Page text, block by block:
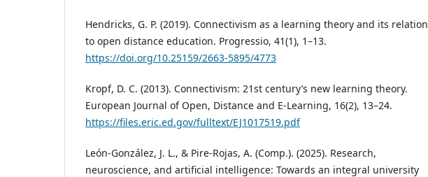
Hendricks, G. P. (2019). Connectivism as a learning theory and its relation
to open distance education. Progressio, 41(1), 1–13.
https://doi.org/10.25159/2663-5895/4773
Kropf, D. C. (2013). Connectivism: 21st century’s new learning theory.
European Journal of Open, Distance and E-Learning, 16(2), 13–24.
https://files.eric.ed.gov/fulltext/EJ1017519.pdf
León-González, J. L., & Pire-Rojas, A. (Comp.). (2025). Research,
neuroscience, and artificial intelligence: Towards an integral university